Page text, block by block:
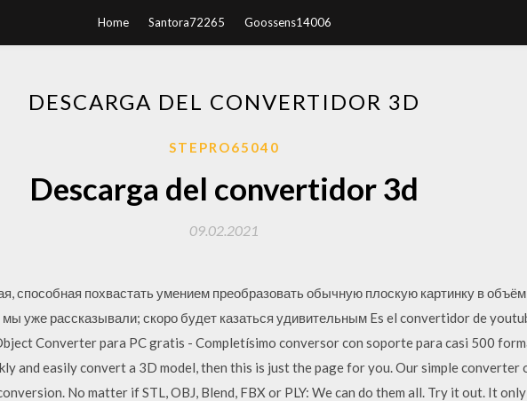
Home Santora72265 Goossens14006
DESCARGA DEL CONVERTIDOR 3D
STEPRO65040
Descarga del convertidor 3d
09.02.2021
способная похвастать умением преобразовать обычную плоскую картинку в
мы уже рассказывали; скоро будет казаться удивительным Es el convertidor de
Converter para PC gratis - Completísimo conversor con soporte para casi 500
and easily convert a 3D model, then this is just the page for you. Our simple
No matter if STL, OBJ, Blend, FBX or PLY: We can do them all. Try it out. It